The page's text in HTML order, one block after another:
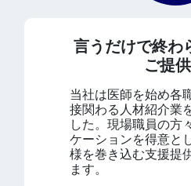
言うだけで終わ
ご提供
当社は医師を始め各
接関わる人材紹介業
した。現場職員の方
ケーションを得意と
様を巻き込む支援提
ます。